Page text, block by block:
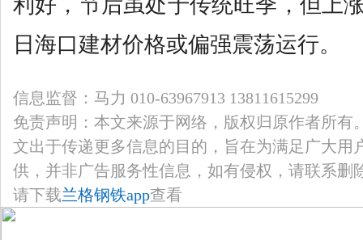
日海口建材价格或偏强震荡运行。
信息监督：马力 010-63967913 13811615299
免责声明：本文来源于网络，版权归原作者所有
文出于传递更多信息的目的，旨在为满足广大用
供，并非广告服务性信息，如有侵权，请联系删
请下载兰格钢铁app查看